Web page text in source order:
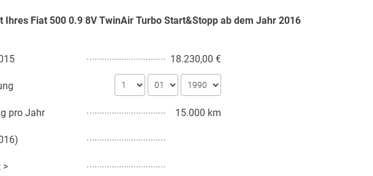
Ihres Fiat 500 0.9 8V TwinAir Turbo Start&Stopp ab dem Jahr 2016
18.230,00 €
pro Jahr 15.000 km
)
>